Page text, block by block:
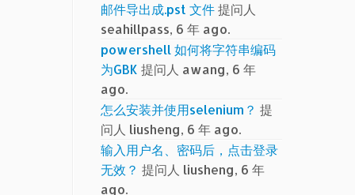
邮件导出成.pst 文件提问人
seahillpass, 6 年 ago.
powershell 如何将字符串编码
为GBK 提问人 awang, 6 年
ago.
怎么安装并使用selenium？ 提
问人 liusheng, 6 年 ago.
输入用户名、密码后，点击登录
无效？ 提问人 liusheng, 6 年
ago.